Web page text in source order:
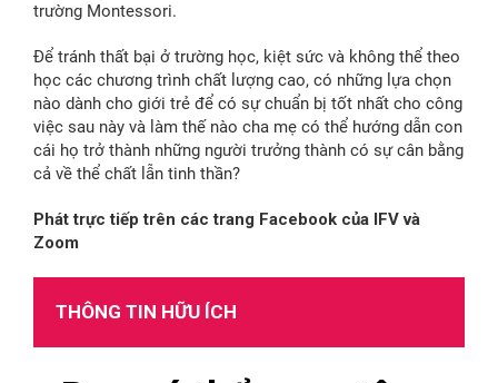
trường Montessori.
Để tránh thất bại ở trường học, kiệt sức và không thể theo
học các chương trình chất lượng cao, có những lựa chọn
nào dành cho giới trẻ để có sự chuẩn bị tốt nhất cho công
việc sau này và làm thế nào cha mẹ có thể hướng dẫn con
cái họ trở thành những người trưởng thành có sự cân bằng
cả về thể chất lẫn tinh thần?
Phát trực tiếp trên các trang Facebook của IFV và
Zoom
THÔNG TIN HỮU ÍCH